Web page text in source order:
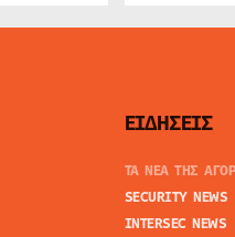
ΕΙΔΗΣΕΙΣ
ΤΑ ΝΕΑ ΤΗΣ
SECURITY NEWS
INTERSEC NEWS